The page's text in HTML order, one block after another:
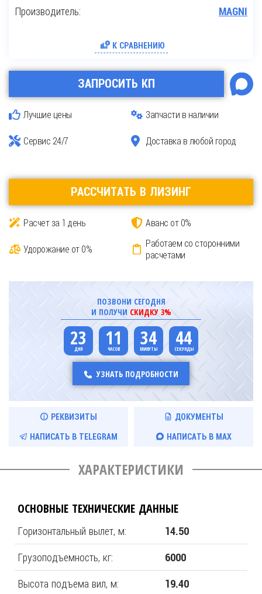
Производитель: MAGNI
К СРАВНЕНИЮ
ЗАПРОСИТЬ КП
Лучшие цены Запчасти в наличии
Сервис 24/7 Доставка в любой город
РАССЧИТАТЬ В ЛИЗИНГ
Расчет за 1 день Аванс от 0%
Удорожание от 0%
Работаем со сторонними
расчетами
ПОЗВОНИ СЕГОДНЯ
И ПОЛУЧИ СКИДКУ 3%
23 11 34 43
УЗНАТЬ ПОДРОБНОСТИ
РЕКВИЗИТЫ ДОКУМЕНТЫ
НАПИСАТЬ В TELEGRAM НАПИСАТЬ В MAX
ХАРАКТЕРИСТИКИ
ОСНОВНЫЕ ТЕХНИЧЕСКИЕ ДАННЫЕ
Горизонтальный вылет, м: 14.50
Грузоподъемность, кг: 6000
Высота подъема вил, м: 19.40